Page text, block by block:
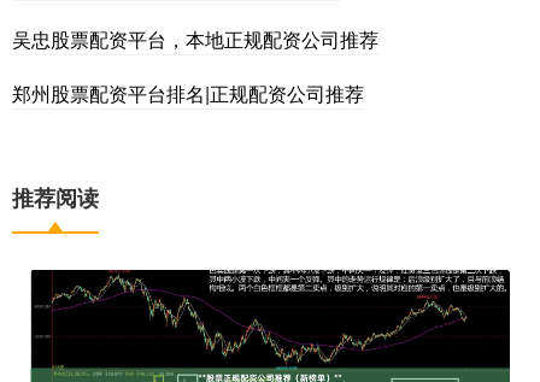
吴忠股票配资平台，本地正规配资公司推荐
郑州股票配资平台排名|正规配资公司推荐
推荐阅读